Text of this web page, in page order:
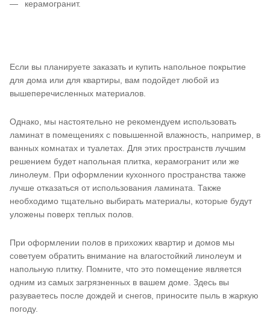
керамогранит.
Если вы планируете заказать и купить напольное покрытие
для дома или для квартиры, вам подойдет любой из
вышеперечисленных материалов.
Однако, мы настоятельно не рекомендуем использовать
ламинат в помещениях с повышенной влажность, например, в
ванных комнатах и туалетах. Для этих пространств лучшим
решением будет напольная плитка, керамогранит или же
линолеум. При оформлении кухонного пространства также
лучше отказаться от использования ламината. Также
необходимо тщательно выбирать материалы, которые будут
уложены поверх теплых полов.
При оформлении полов в прихожих квартир и домов мы
советуем обратить внимание на влагостойкий линолеум и
напольную плитку. Помните, что это помещение является
одним из самых загрязненных в вашем доме. Здесь вы
разуваетесь после дождей и снегов, приносите пыль в жаркую
погоду.